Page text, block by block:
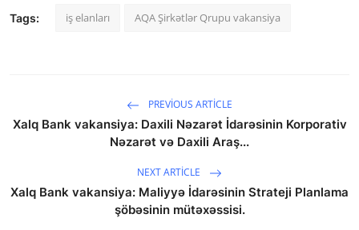
Tags: iş elanları AQA Şirkətlər Qrupu vakansiya
PREVIOUS ARTICLE
Xalq Bank vakansiya: Daxili Nəzarət İdarəsinin Korporativ
Nəzarət və Daxili Araş...
NEXT ARTICLE
Xalq Bank vakansiya: Maliyyə İdarəsinin Strateji Planlama
şöbəsinin mütəxəssisi.